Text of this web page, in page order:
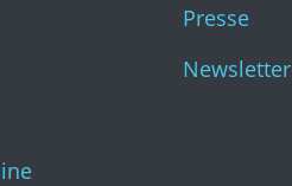
KatharinenruinePresse
Newsletter